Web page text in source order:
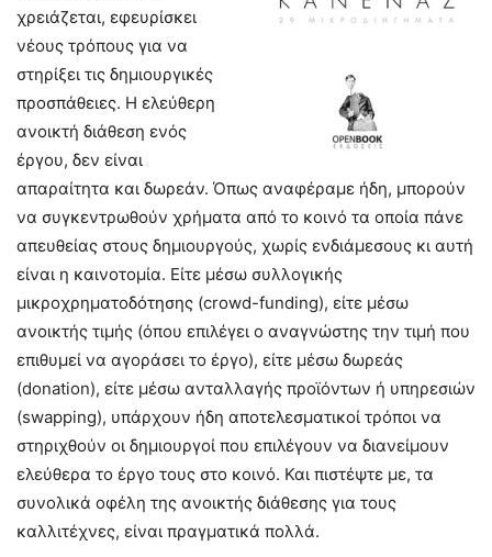
χρειάζεται, εφευρίσκει
νέους τρόπους για να
στηρίξει τις δημιουργικές
προσπάθειες. Η ελεύθερη
ανοικτή διάθεση ενός
έργου, δεν είναι
απαραίτητα και δωρεάν. Όπως αναφέραμε ήδη, μπορούν
να συγκεντρωθούν χρήματα από το κοινό τα οποία πάνε
απευθείας στους δημιουργούς, χωρίς ενδιάμεσους κι αυτή
είναι η καινοτομία. Είτε μέσω συλλογικής
μικροχρηματοδότησης (crowd-funding), είτε μέσω
ανοικτής τιμής (όπου επιλέγει ο αναγνώστης την τιμή που
επιθυμεί να αγοράσει το έργο), είτε μέσω δωρεάς
(donation), είτε μέσω ανταλλαγής προϊόντων ή υπηρεσιών
(swapping), υπάρχουν ήδη αποτελεσματικοί τρόποι να
στηριχθούν οι δημιουργοί που επιλέγουν να διανείμουν
ελεύθερα το έργο τους στο κοινό. Και πιστέψτε με, τα
συνολικά οφέλη της ανοικτής διάθεσης για τους
καλλιτέχνες, είναι πραγματικά πολλά.